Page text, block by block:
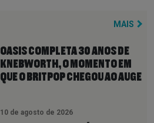
MAIS
OASIS COMPLETA 30 ANOS DE
KNEBWORTH, O MOMENTO EM
QUE O BRITPOP CHEGOU AO AUGE
10 de agosto de 2026